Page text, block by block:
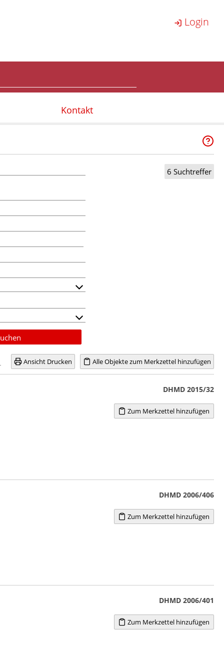
Login
Kontakt
6 Suchtreffer
Alle Objekte zum Merkzettel hinzufügen
Ansicht Drucken
DHMD 2015/32
Zum Merkzettel hinzufügen
DHMD 2006/406
Zum Merkzettel hinzufügen
DHMD 2006/401
Zum Merkzettel hinzufügen